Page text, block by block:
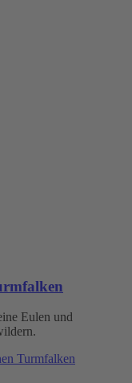
Eulen und
Turmfalken